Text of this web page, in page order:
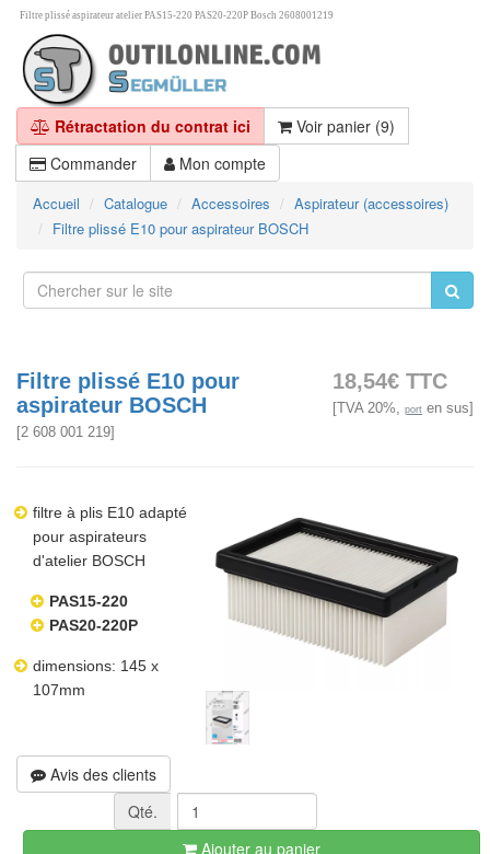
Filtre plissé aspirateur atelier PAS15-220 PAS20-220P Bosch 2608001219
Rétractation du contrat ici
Voir panier (9)
Commander
Mon compte
Accueil Catalogue Accessoires
Aspirateur (accessoires)
Filtre plissé E10 pour aspirateur BOSCH
18,54€ TTC
[TVA 20%, port en sus]
Filtre plissé E10 pour
aspirateur BOSCH
[2 608 001 219]
filtre à plis E10 adapté
pour aspirateurs
d'atelier BOSCH
PAS15-220
PAS20-220P
dimensions: 145 x
107mm
Avis des clients
Qté.
Ajouter au panier